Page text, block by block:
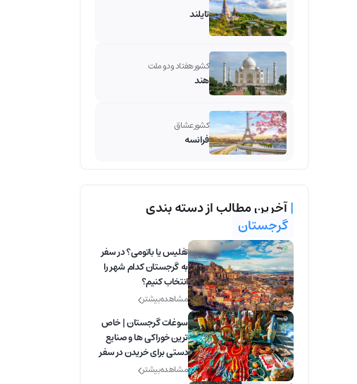
تایلند
کشور هفتاد و دو ملت
هند
کشور عشاق
فرانسه
|آخرین مطالب از دسته بندی
گرجستان
تفلیس یا باتومی؟ در سفر
به گرجستان کدام شهر را
انتخاب کنیم؟
مشاهده بیشتر
سوغات گرجستان | خاص
ترین خوراکی ها و صنایع
دستی برای خریدن در سفر
گرجستان
مشاهده بیشتر